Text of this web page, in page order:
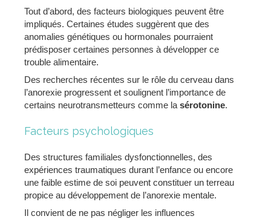
Tout d’abord, des facteurs biologiques peuvent être
impliqués. Certaines études suggèrent que des
anomalies génétiques ou hormonales pourraient
prédisposer certaines personnes à développer ce
trouble alimentaire.
Des recherches récentes sur le rôle du cerveau dans
l’anorexie progressent et soulignent l’importance de
certains neurotransmetteurs comme la sérotonine.
Facteurs psychologiques
Des structures familiales dysfonctionnelles, des
expériences traumatiques durant l’enfance ou encore
une faible estime de soi peuvent constituer un terreau
propice au développement de l’anorexie mentale.
Il convient de ne pas négliger les influences